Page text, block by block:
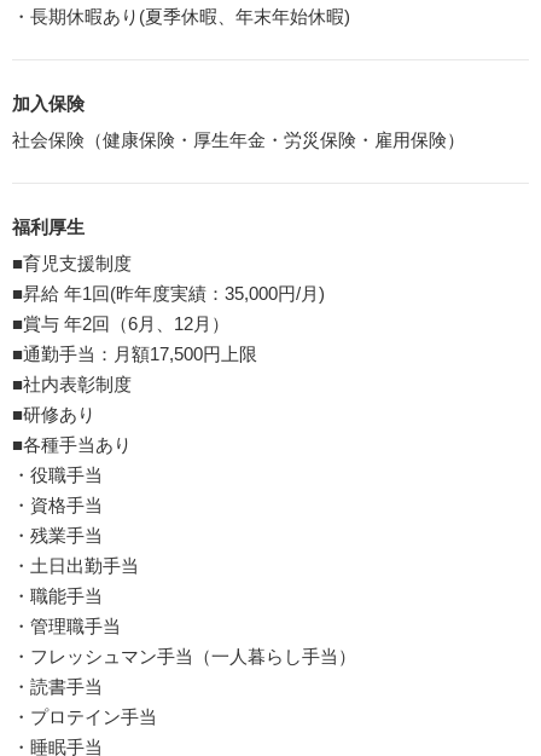
・長期休暇あり(夏季休暇、年末年始休暇)
加入保険
社会保険（健康保険・厚生年金・労災保険・雇用保険）
福利厚生
■育児支援制度
■昇給 年1回(昨年度実績：35,000円/月)
■賞与 年2回（6月、12月）
■通勤手当：月額17,500円上限
■社内表彰制度
■研修あり
■各種手当あり
・役職手当
・資格手当
・残業手当
・土日出勤手当
・職能手当
・管理職手当
・フレッシュマン手当（一人暮らし手当）
・読書手当
・プロテイン手当
・睡眠手当